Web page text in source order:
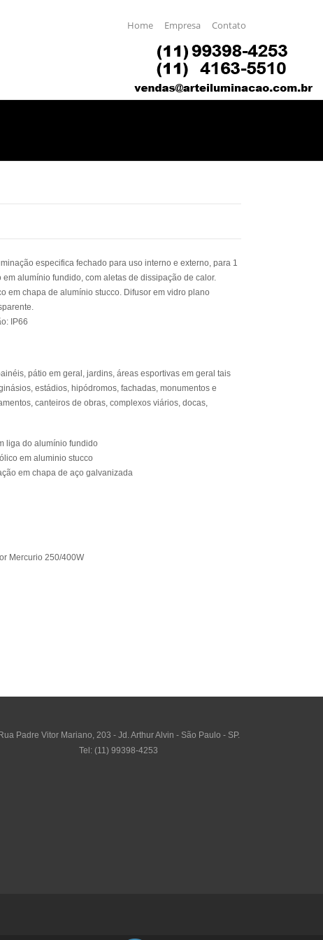
Home Empresa Contato
especifica fechado para uso interno e externo, para 1
em alumínio fundido, com aletas de dissipação de calor.
em chapa de alumínio stucco. Difusor em vidro plano
IP66
pátio em geral, jardins, áreas esportivas em geral tais
estádios, hipódromos, fachadas, monumentos e
canteiros de obras, complexos viários, docas,
liga do alumínio fundido
em aluminio stucco
em chapa de aço galvanizada
Mercurio 250/400W
Rua Padre Vitor Mariano, 203 - Jd. Arthur Alvin - São Paulo - SP.
Tel: (11) 99398-4253